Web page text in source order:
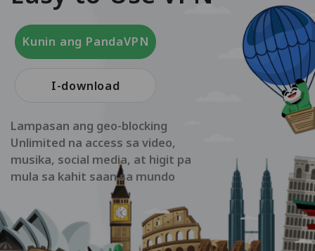
Kunin ang PandaVPN
I-download
Lampasan ang geo-blocking
Unlimited na access sa video,
musika, social media, at higit pa
mula sa kahit saan sa mundo